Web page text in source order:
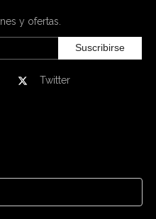
y ofertas.
Suscribirse
Twitter